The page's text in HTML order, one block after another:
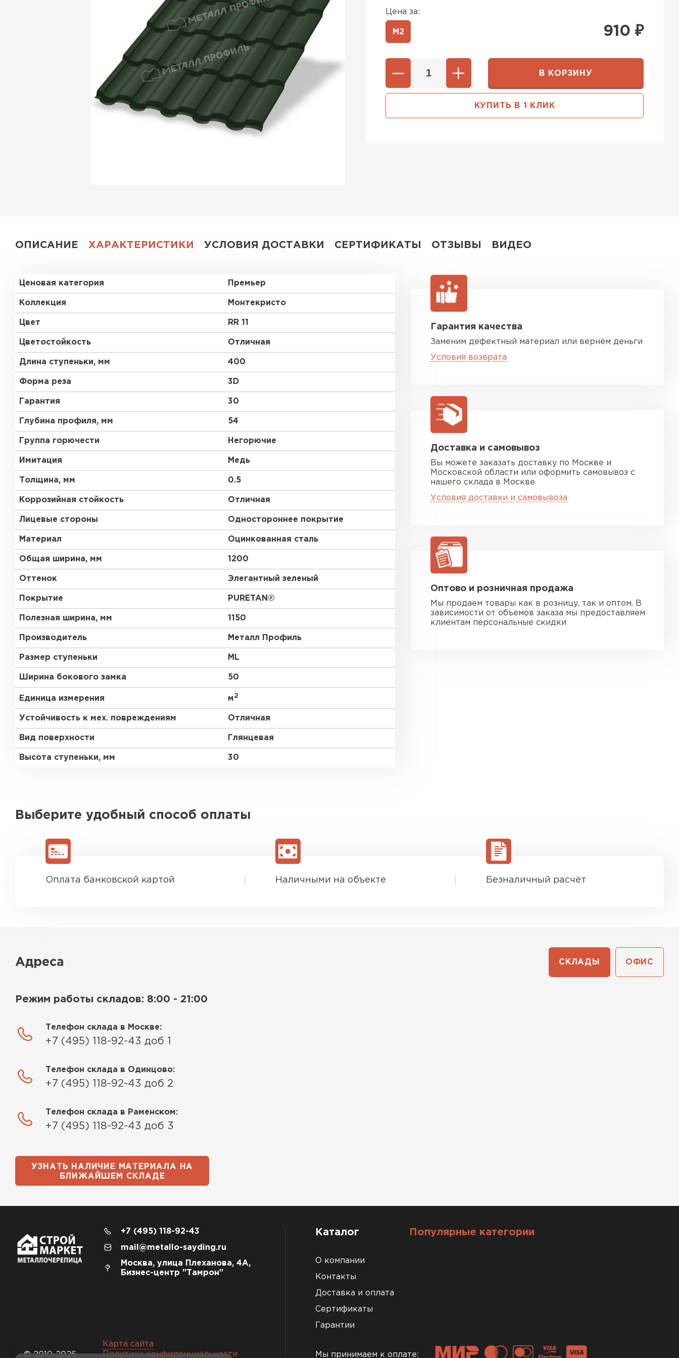
Цена за:
М2 910 ₽
В КОРЗИНУ
КУПИТЬ В 1 КЛИК
ОПИСАНИЕ ХАРАКТЕРИСТИКИ УСЛОВИЯ ДОСТАВКИ СЕРТИФИКАТЫ ОТЗЫВЫ ВИДЕО
Ценовая категория Премьер
Коллекция Монтекристо
Цвет RR 11
Цветостойкость Отличная
Длина ступеньки, мм 400
Форма реза 3D
Гарантия 30
Глубина профиля, мм 54
Группа горючести Негорючие
Имитация Медь
Толщина, мм 0.5
Коррозийная стойкость Отличная
Лицевые стороны Одностороннее покрытие
Материал Оцинкованная сталь
Общая ширина, мм 1200
Оттенок Элегантный зеленый
Покрытие PURETAN®
Полезная ширина, мм 1150
Производитель Металл Профиль
Размер ступеньки ML
Ширина бокового замка 50
Единица измерения м2
Устойчивость к мех. повреждениям Отличная
Вид поверхности Глянцевая
Высота ступеньки, мм 30
Гарантия качества
Заменим дефектный материал или вернём деньги
Условия возврата
Доставка и самовывоз
Вы можете заказать доставку по Москве и
Московской области или оформить самовывоз с
нашего склада в Москве
Условия доставки и самовывоза
Оптово и розничная продажа
Мы продаем товары как в розницу, так и оптом. В
зависимости от объемов заказа мы предоставляем
клиентам персональные скидки
Выберите удобный способ оплаты
Оплата банковской картой Наличными на объекте Безналичный расчёт
Адреса СКЛАДЫ ОФИС
Режим работы складов: 8:00 - 21:00
Телефон склада в Москве:
+7 (495) 118-92-43 доб 1
Телефон склада в Одинцово:
+7 (495) 118-92-43 доб 2
Телефон склада в Раменском:
+7 (495) 118-92-43 доб 3
УЗНАТЬ НАЛИЧИЕ МАТЕРИАЛА НА
БЛИЖАЙШЕМ СКЛАДЕ
© 2010-2026
+7 (495) 118-92-43
mail@metallo-sayding.ru
Москва, улица Плеханова, 4А,
Бизнес-центр "Тамрон"
Карта сайта
Политика конфиденциальности
Каталог
О компании
Контакты
Доставка и оплата
Сертификаты
Гарантии
Популярные категории
Мы принимаем к оплате: